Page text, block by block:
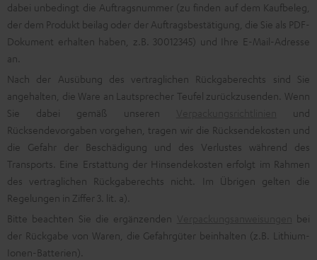
dabei unbedingt die Auftragsnummer (zu finden auf dem Kaufbeleg,
der dem Produkt beilag oder der Auftragsbestätigung, die Sie als PDF-
Dokument erhalten haben, z.B. 30012345) und Ihre E-Mail-Adresse
an.
Nach der Ausübung des vertraglichen Rückgaberechts sind Sie
angehalten, die Ware an Lautsprecher Teufel zurückzusenden. Wenn
Sie dabei gemäß unseren
und
Rücksendevorgaben vorgehen, tragen wir die Rücksendekosten und
die Gefahr der Beschädigung und des Verlustes während des
Transports. Eine Erstattung der Hinsendekosten erfolgt im Rahmen
des vertraglichen Rückgaberechts nicht. Im Übrigen gelten die
Regelungen in Ziffer 3. lit. a).
Bitte beachten Sie die ergänzenden
bei
der Rückgabe von Waren, die Gefahrgüter beinhalten (z.B. Lithium-
Ionen-Batterien).